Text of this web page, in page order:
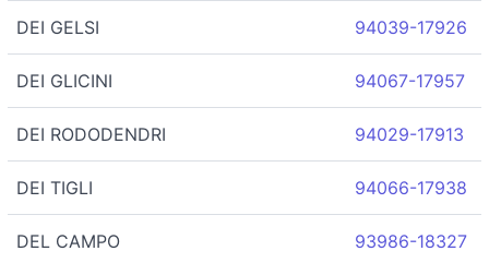
DEI GELSI 94039-17926
DEI GLICINI 94067-17957
DEI RODODENDRI 94029-17913
DEI TIGLI 94066-17938
DEL CAMPO 93986-18327